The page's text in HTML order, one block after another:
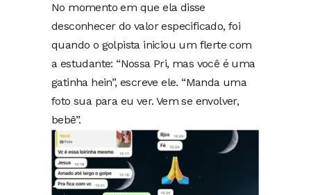
No momento em que ela disse
desconhecer do valor especificado, foi
quando o golpista iniciou um flerte com
a estudante: “Nossa Pri, mas você é uma
gatinha hein”, escreve ele. “Manda uma
foto sua para eu ver. Vem se envolver,
bebê”.